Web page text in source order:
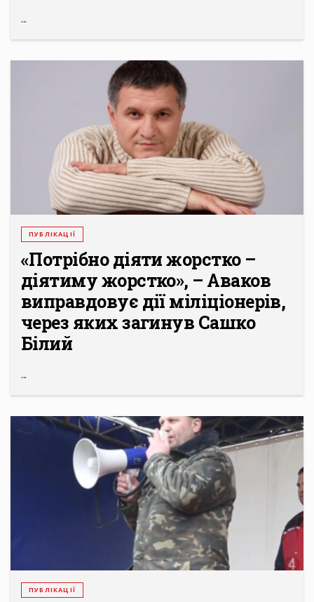
...
ПУБЛІКАЦІЇ
«Потрібно діяти жорстко –
діятиму жорстко», – Аваков
виправдовує дії міліціонерів,
через яких загинув Сашко
Білий
...
ПУБЛІКАЦІЇ